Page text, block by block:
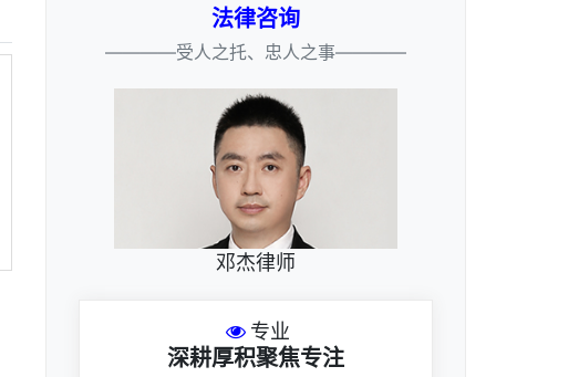
法律咨询
————受人之托、忠人之事————
邓杰律师
专业
深耕厚积聚焦专注